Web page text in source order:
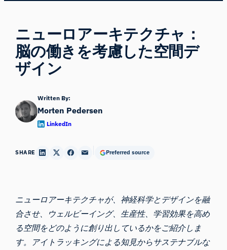
ニューロアーキテクチャ：
脳の働きを考慮した空間デ
ザイン
Written By:
Morten Pedersen
LinkedIn
SHARE Preferred source
ニューロアーキテクチャが、神経科学とデザインを融
合させ、ウェルビーイング、生産性、学習効果を高め
る空間をどのように創り出しているかをご紹介しま
す。アイトラッキングによる知見からサステナブルな